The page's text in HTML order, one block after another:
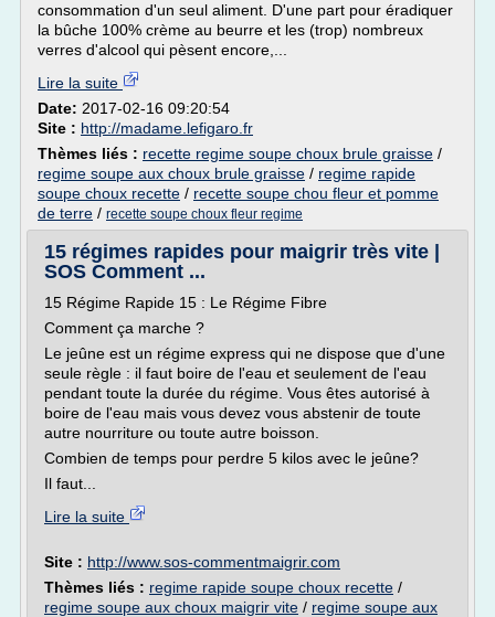
consommation d'un seul aliment. D'une part pour éradiquer
la bûche 100% crème au beurre et les (trop) nombreux
verres d'alcool qui pèsent encore,...
Lire la suite
Date: 2017-02-16 09:20:54
Site : http://madame.lefigaro.fr
Thèmes liés : recette regime soupe choux brule graisse /
regime soupe aux choux brule graisse / regime rapide
soupe choux recette / recette soupe chou fleur et pomme
de terre / recette soupe choux fleur regime
15 régimes rapides pour maigrir très vite |
SOS Comment ...
15 Régime Rapide 15 : Le Régime Fibre
Comment ça marche ?
Le jeûne est un régime express qui ne dispose que d'une
seule règle : il faut boire de l'eau et seulement de l'eau
pendant toute la durée du régime. Vous êtes autorisé à
boire de l'eau mais vous devez vous abstenir de toute
autre nourriture ou toute autre boisson.
Combien de temps pour perdre 5 kilos avec le jeûne?
Il faut...
Lire la suite
Site : http://www.sos-commentmaigrir.com
Thèmes liés : regime rapide soupe choux recette /
regime soupe aux choux maigrir vite / regime soupe aux